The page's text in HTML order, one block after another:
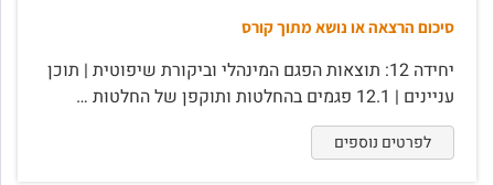
סיכום הרצאה או נושא מתוך קורס
יחידה 12: תוצאות הפגם המינהלי וביקורת שיפוטית | תוכן
עניינים | 12.1 פגמים בהחלטות ותוקפן של החלטות …
לפרטים נוספים